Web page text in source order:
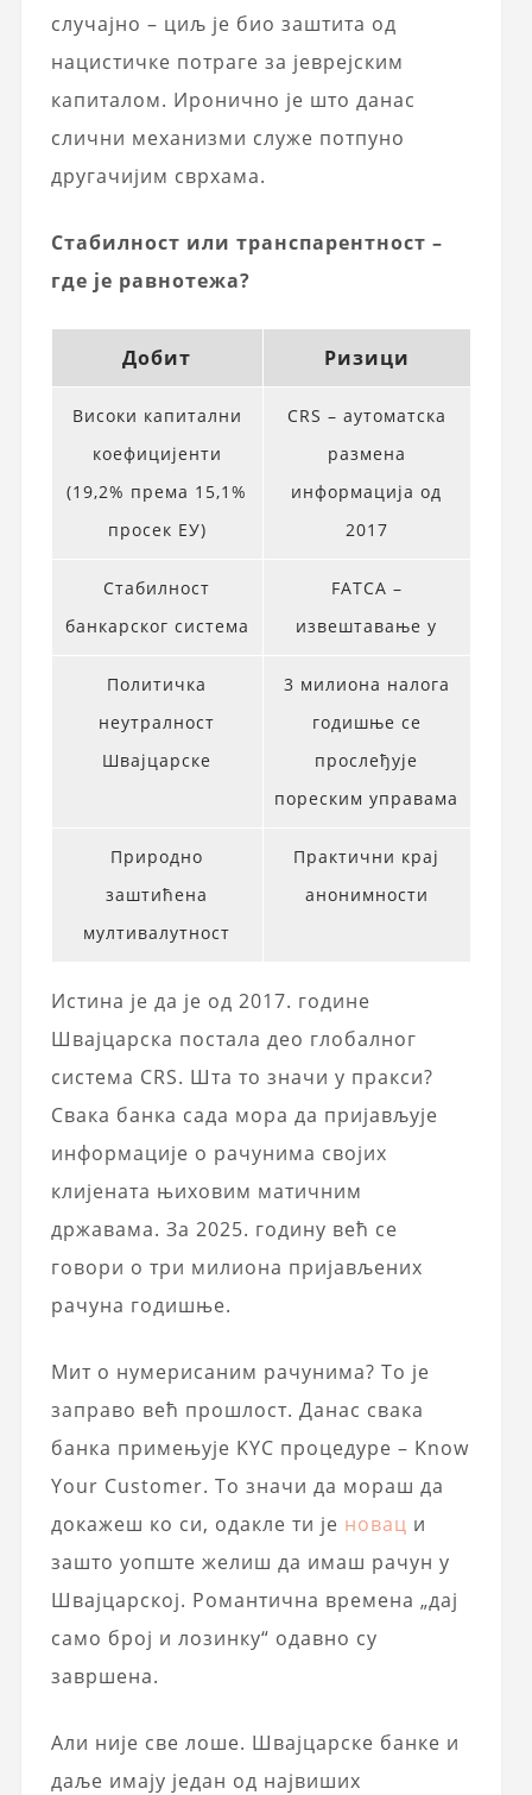
случајно – циљ је био заштита од
нацистичке потраге за јеврејским
капиталом. Иронично је што данас
слични механизми служе потпуно
другачијим сврхама.
Стабилност или транспарентност –
где је равнотежа?
Добит Ризици
Високи капитални
коефицијенти
(19,2% према 15,1%
просек ЕУ)
CRS – аутоматска
размена
информација од
2017
Стабилност
банкарског система
FATCA –
извештавање у
Политичка
неутралност
Швајцарске
3 милиона налога
годишње се
прослеђује
пореским управама
Природно
заштићена
мултивалутност
Практични крај
анонимности
Истина је да је од 2017. године
Швајцарска постала део глобалног
система CRS. Шта то значи у пракси?
Свака банка сада мора да пријављује
информације о рачунима својих
клијената њиховим матичним
државама. За 2025. годину већ се
говори о три милиона пријављених
рачуна годишње.
Мит о нумерисаним рачунима? То је
заправо већ прошлост. Данас свака
банка примењује KYC процедуре – Know
Your Customer. То значи да мораш да
докажеш ко си, одакле ти је новац и
зашто уопште желиш да имаш рачун у
Швајцарској. Романтична времена „дај
само број и лозинку“ одавно су
завршена.
Али није све лоше. Швајцарске банке и
даље имају један од највиших